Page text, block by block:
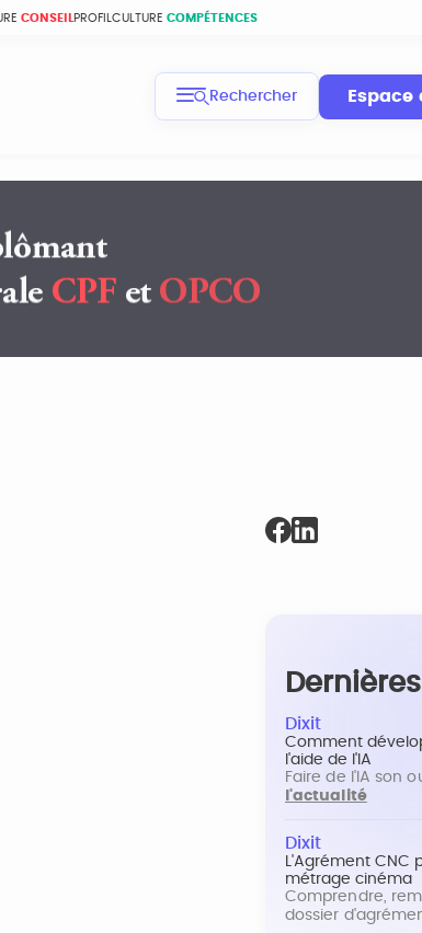
CONSEIL PROFILCULTURE COMPÉTENCES
Rechercher
Dixit
Comment
l'aide de l'IA
Faire de l'IA son
l'actualité
Dixit
L'Agrément CNC
métrage cinéma
Comprendre,
dossier